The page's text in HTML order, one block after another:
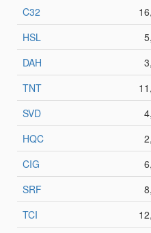
CHÍNH
CÔNG
NGHỆ
THÔNG